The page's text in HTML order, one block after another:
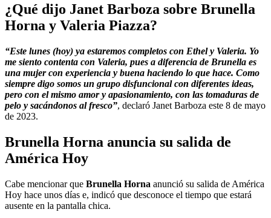
¿Qué dijo Janet Barboza sobre Brunella
Horna y Valeria Piazza?
“Este lunes (hoy) ya estaremos completos con Ethel y Valeria. Yo
me siento contenta con Valeria, pues a diferencia de Brunella es
una mujer con experiencia y buena haciendo lo que hace. Como
siempre digo somos un grupo disfuncional con diferentes ideas,
pero con el mismo amor y apasionamiento, con las tomaduras de
pelo y sacándonos al fresco”, declaró Janet Barboza este 8 de mayo
de 2023.
Brunella Horna anuncia su salida de
América Hoy
Cabe mencionar que Brunella Horna anunció su salida de América
Hoy hace unos días e, indicó que desconoce el tiempo que estará
ausente en la pantalla chica.